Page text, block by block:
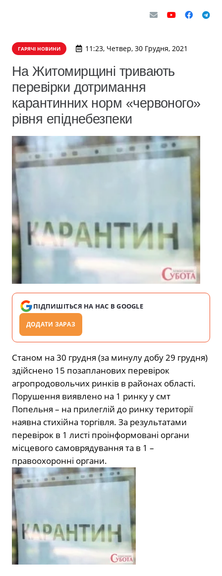
ГАРЯЧІ НОВИНИ 11:23, Четвер, 30 Грудня, 2021
На Житомирщині тривають
перевірки дотримання
карантинних норм «червоного»
рівня епіднебезпеки
ПІДПИШІТЬСЯ НА НАС В GOOGLE
ДОДАТИ ЗАРАЗ
Станом на 30 грудня (за минулу добу 29 грудня)
здійснено 15 позапланових перевірок
агропродовольчих ринків в районах області.
Порушення виявлено на 1 ринку у смт
Попельня – на прилеглій до ринку території
наявна стихійна торгівля. За результатами
перевірок в 1 листі проінформовані органи
місцевого самоврядування та в 1 –
правоохоронні органи.